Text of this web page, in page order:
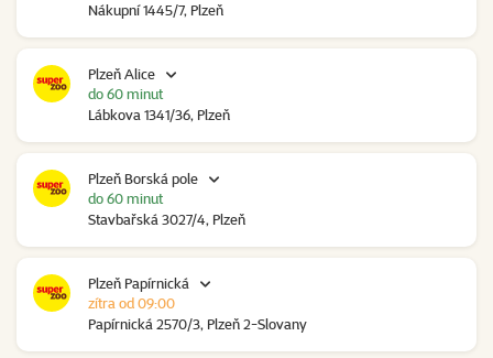
Nákupní 1445/7, Plzeň
Plzeň Alice
Lábkova 1341/36, Plzeň
do 60 minut
Plzeň Borská pole
Stavbařská 3027/4, Plzeň
do 60 minut
Plzeň Papírnická
Papírnická 2570/3, Plzeň 2-Slovany
zítra od 09:00